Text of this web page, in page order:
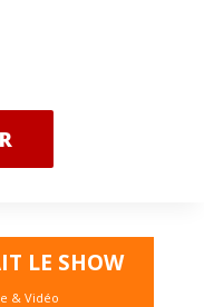
LE SHOW
& Vidéo